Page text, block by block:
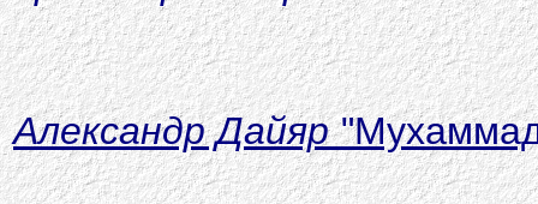
Александр Дайяр